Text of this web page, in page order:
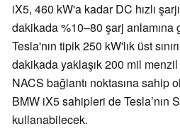
iX5, 460 kW'a kadar DC hızlı
dakikada %10–80 şarj anlamına
Tesla'nın tipik 250 kW'lık üst
dakikada yaklaşık 200 mil
NACS bağlantı noktasına sahip
BMW iX5 sahipleri de Tesla’nın
kullanabilecek.